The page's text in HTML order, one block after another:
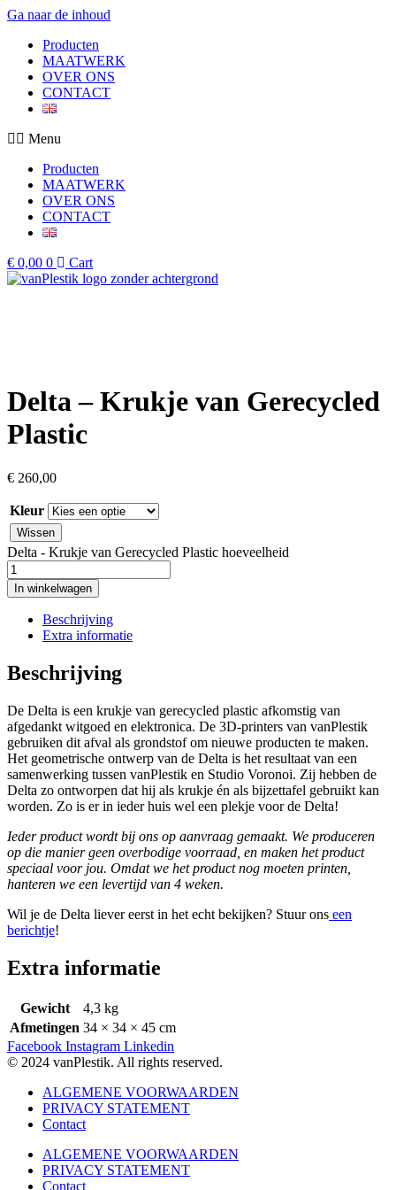
Ga naar de inhoud
Producten
MAATWERK
OVER ONS
CONTACT
Menu
Producten
MAATWERK
OVER ONS
CONTACT
€ 0,00 0 Cart
Delta – Krukje van Gerecycled
Plastic
€ 260,00
Kleur
Wissen
Delta - Krukje van Gerecycled Plastic hoeveelheid
In winkelwagen
Beschrijving
Extra informatie
Beschrijving
De Delta is een krukje van gerecycled plastic afkomstig van
afgedankt witgoed en elektronica. De 3D-printers van vanPlestik
gebruiken dit afval als grondstof om nieuwe producten te maken.
Het geometrische ontwerp van de Delta is het resultaat van een
samenwerking tussen vanPlestik en Studio Voronoi. Zij hebben de
Delta zo ontworpen dat hij als krukje én als bijzettafel gebruikt kan
worden. Zo is er in ieder huis wel een plekje voor de Delta!
Ieder product wordt bij ons op aanvraag gemaakt. We produceren
op die manier geen overbodige voorraad, en maken het product
speciaal voor jou. Omdat we het product nog moeten printen,
hanteren we een levertijd van 4 weken.
Wil je de Delta liever eerst in het echt bekijken? Stuur ons een
berichtje!
Extra informatie
Gewicht
4,3 kg
Afmetingen 34 × 34 × 45 cm
Facebook Instagram Linkedin
© 2024 vanPlestik. All rights reserved.
ALGEMENE VOORWAARDEN
PRIVACY STATEMENT
Contact
ALGEMENE VOORWAARDEN
PRIVACY STATEMENT
Contact